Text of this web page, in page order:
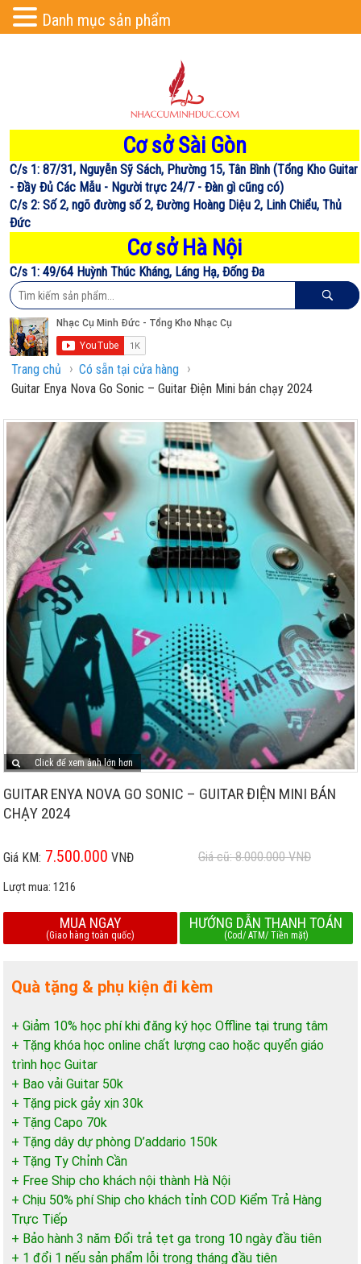
Cơ sở Sài Gòn
C/s 1: 87/31, Nguyễn Sỹ Sách, Phường 15, Tân Bình (Tổng Kho Guitar
- Đầy Đủ Các Mẫu - Người trực 24/7 - Đàn gì cũng có)
C/s 2: Số 2, ngõ đường số 2, Đường Hoàng Diệu 2, Linh Chiểu, Thủ
Đức
Cơ sở Hà Nội
C/s 1: 49/64 Huỳnh Thúc Kháng, Láng Hạ, Đống Đa
Trang chủ › Có sẵn tại cửa hàng ›
Guitar Enya Nova Go Sonic – Guitar Điện Mini bán chạy 2024
Click để xem ảnh lớn hơn
GUITAR ENYA NOVA GO SONIC – GUITAR ĐIỆN MINI BÁN
CHẠY 2024
Giá KM: 7.500.000 VNĐ Giá cũ: 8.000.000VNĐ
Lượt mua:1216
MUA NGAY
(Giao hàng toàn quốc)
HƯỚNG DẪN THANH TOÁN
(Cod/ ATM/ Tiền mặt)
Quà tặng & phụ kiện đi kèm
+ Giảm 10% học phí khi đăng ký học Offline tại trung tâm
+ Tặng khóa học online chất lượng cao hoặc quyển giáo
trình học Guitar
+ Bao vải Guitar 50k
+ Tặng pick gảy xịn 30k
+ Tặng Capo 70k
+ Tặng dây dự phòng D’addario 150k
+ Tặng Ty Chỉnh Cần
+ Free Ship cho khách nội thành Hà Nội
+ Chịu 50% phí Ship cho khách tỉnh COD Kiểm Trả Hàng
Trực Tiếp
+ Bảo hành 3 năm Đổi trả tẹt ga trong 10 ngày đầu tiên
+ 1 đổi 1 nếu sản phẩm lỗi trong tháng đầu tiên
Danh mục sản phẩm